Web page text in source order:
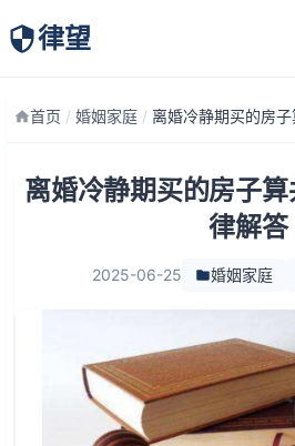
律望
律师团队
首页 / 婚姻家庭 /
离婚冷静期买的房子
律解答
2025-06-25 婚姻家庭